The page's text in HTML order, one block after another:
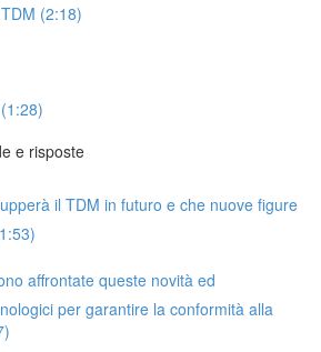
(2:18)
e risposte
il TDM in futuro e che nuove figure
affrontate queste novità ed
per garantire la conformità alla